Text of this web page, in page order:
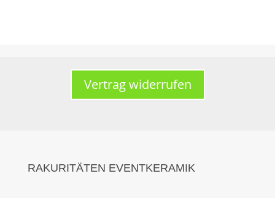
Vertrag widerrufen
RAKURITÄTEN EVENTKERAMIK